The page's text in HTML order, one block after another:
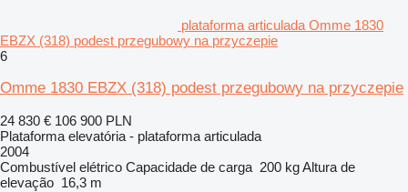
plataforma articulada Omme 1830
EBZX (318) podest przegubowy na przyczepie
6
Omme 1830 EBZX (318) podest przegubowy na przyczepie
24 830 € 106 900 PLN
Plataforma elevatória - plataforma articulada
2004
Combustível elétrico Capacidade de carga 200 kgAltura de
elevação 16,3 m